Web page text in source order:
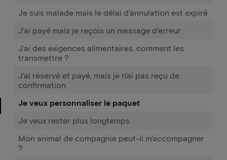
Je suis malade mais le délai d'annulation est expiré
J'ai payé mais je reçois un message d'erreur
J'ai des exigences alimentaires, comment les
transmettre ?
J'ai réservé et payé, mais je n'ai pas reçu de
confirmation.
Je veux personnaliser le paquet
Je veux rester plus longtemps
Mon animal de compagnie peut-il m'accompagner
?